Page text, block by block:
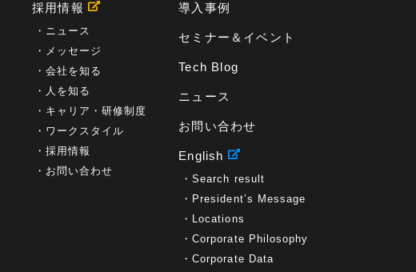
採用情報
ニュース
メッセージ
会社を知る
人を知る
キャリア・研修制度
ワークスタイル
採用情報
お問い合わせ
導入事例
セミナー＆イベント
Tech Blog
ニュース
お問い合わせ
English
Search result
President’s Message
Locations
Corporate Philosophy
Corporate Data